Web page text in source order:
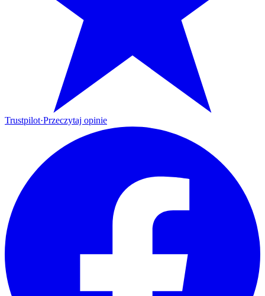
Trustpilot·Przeczytaj opinie